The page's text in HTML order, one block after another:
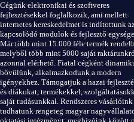
Cégünk elektronikai és szoftveres
fejlesztésekkel foglalkozik, ami mellett
internetes kereskedelmet is indítottunk
kapcsolódó modulok és fejlesztő
Már több mint 15.000 féle termék
melyből több mint 5000 saját
azonnal elérhető. Fiatal cégként
bővülünk, alkalmazkodunk a modern
igényekhez. Támogatjuk a hazai
és diákokat, termékekkel,
saját tudásunkkal. Rendszeres
tudhatunk rengeteg magyar